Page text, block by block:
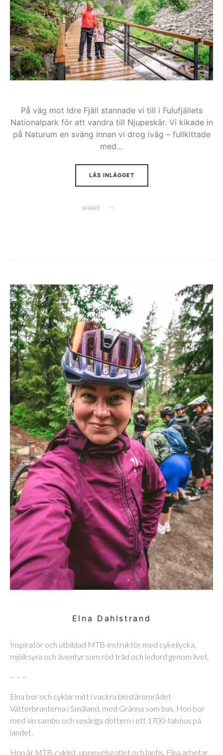
På väg mot Idre Fjäll stannade vi till i Fulufjällets
Nationalpark för att vandra till Njupeskär. Vi kikade in
på Naturum en sväng innan vi drog iväg – fullkittade
med…
LÄS INLÄGGET
SHARE
Elna Dahlstrand
Inspiratör och utbildad MTB-instruktör med cykellycka,
mjölksyra och äventyr som röd tråd och ledord genom livet.
– – –
Elna bor och cyklar mitt i vackra biosfärområdet
Vätterbranterna i Småland, med Gränna som bas. Hon bor
med sin sambo och sexåriga dottern i ett 1700-talshus på
landet.
Hon är MTB-cyklist, uppevelseatlet och lantis. Elna arbetar